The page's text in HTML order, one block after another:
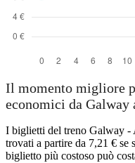
Il momento migliore
economici da Galway
I biglietti del treno Galway -
trovati a partire da 7,21 € se
biglietto più costoso può